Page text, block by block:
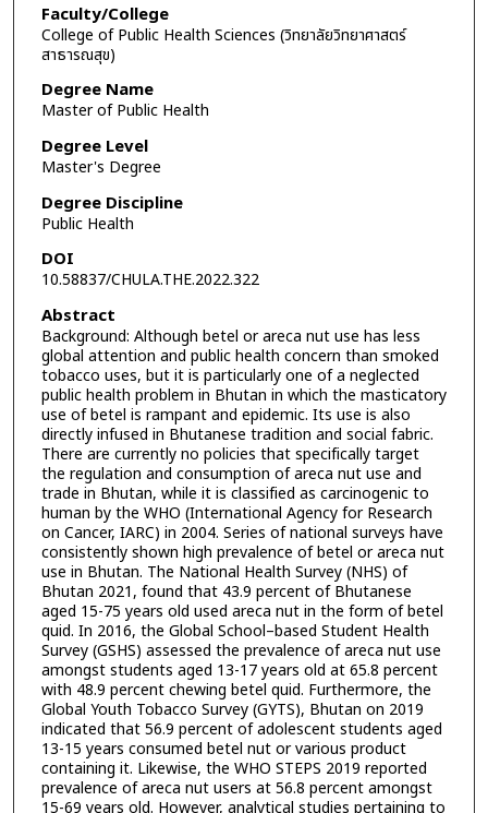
Faculty/College
College of Public Health Sciences (วิทยาลัยวิทยาศาสตร์
สาธารณสุข)
Degree Name
Master of Public Health
Degree Level
Master's Degree
Degree Discipline
Public Health
DOI
10.58837/CHULA.THE.2022.322
Abstract
Background: Although betel or areca nut use has less
global attention and public health concern than smoked
tobacco uses, but it is particularly one of a neglected
public health problem in Bhutan in which the masticatory
use of betel is rampant and epidemic. Its use is also
directly infused in Bhutanese tradition and social fabric.
There are currently no policies that specifically target
the regulation and consumption of areca nut use and
trade in Bhutan, while it is classified as carcinogenic to
human by the WHO (International Agency for Research
on Cancer, IARC) in 2004. Series of national surveys have
consistently shown high prevalence of betel or areca nut
use in Bhutan. The National Health Survey (NHS) of
Bhutan 2021, found that 43.9 percent of Bhutanese
aged 15-75 years old used areca nut in the form of betel
quid. In 2016, the Global School–based Student Health
Survey (GSHS) assessed the prevalence of areca nut use
amongst students aged 13-17 years old at 65.8 percent
with 48.9 percent chewing betel quid. Furthermore, the
Global Youth Tobacco Survey (GYTS), Bhutan on 2019
indicated that 56.9 percent of adolescent students aged
13-15 years consumed betel nut or various product
containing it. Likewise, the WHO STEPS 2019 reported
prevalence of areca nut users at 56.8 percent amongst
15-69 years old. However, analytical studies pertaining to